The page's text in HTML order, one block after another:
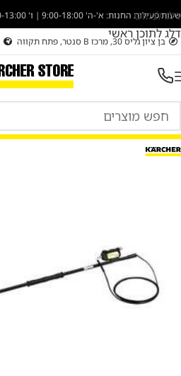
דלג לניווט
דלג לתוכן ראשי
שעות פעילות החנות: א'-ה' 9:00-18:00 | ו' 9:00-13:00
בן ציון גליס 30, מרכז B סנטר, פתח תקווה